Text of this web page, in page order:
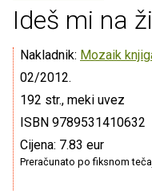
Ideš mi na
Nakladnik: Mozaik
02/2012.
192 str., meki uvez
ISBN 9789531410632
Cijena: 7.83 eur
Preračunato po fiksnom